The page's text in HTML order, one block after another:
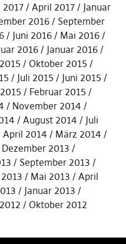
2017 April 2017
Januar
2016
September
Juni 2016
Mai 2016
2016
Januar 2016
Oktober 2015
Juli 2015
Juni 2015
Februar 2015
November 2014
August 2014
Juli
April 2014
März 2014
Dezember 2013
September 2013
2013 Mai 2013
April
Januar 2013
Oktober 2012